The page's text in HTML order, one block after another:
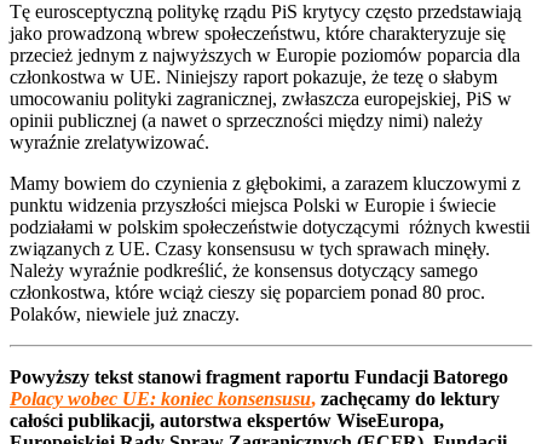
Tę eurosceptyczną politykę rządu PiS krytycy często przedstawiają
jako prowadzoną wbrew społeczeństwu, które charakteryzuje się
przecież jednym z najwyższych w Europie poziomów poparcia dla
członkostwa w UE. Niniejszy raport pokazuje, że tezę o słabym
umocowaniu polityki zagranicznej, zwłaszcza europejskiej, PiS w
opinii publicznej (a nawet o sprzeczności między nimi) należy
wyraźnie zrelatywizować.
Mamy bowiem do czynienia z głębokimi, a zarazem kluczowymi z
punktu widzenia przyszłości miejsca Polski w Europie i świecie
podziałami w polskim społeczeństwie dotyczącymi różnych kwestii
związanych z UE. Czasy konsensusu w tych sprawach minęły.
Należy wyraźnie podkreślić, że konsensus dotyczący samego
członkostwa, które wciąż cieszy się poparciem ponad 80 proc.
Polaków, niewiele już znaczy.
Powyższy tekst stanowi fragment raportu Fundacji Batorego
Polacy wobec UE: koniec konsensusu, zachęcamy do lektury
całości publikacji, autorstwa ekspertów WiseEuropa,